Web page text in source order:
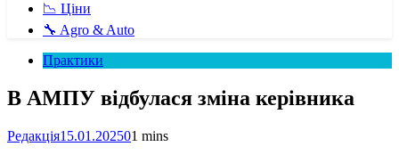
📉 Ціни
🔧 Agro & Auto
Практики
В АМПУ відбулася зміна керівника
Редакція15.01.202501 mins